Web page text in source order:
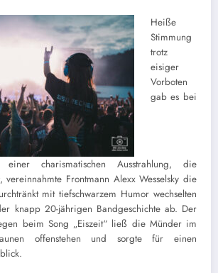
Heiße
Stimmung
trotz
eisiger
Vorboten
gab es bei
charismatischen Ausstrahlung, die
vereinnahmte Frontmann Alexx Wesselsky die
mit tiefschwarzem Humor wechselten
knapp 20-jährigen Bandgeschichte ab. Der
beim Song „Eiszeit“ ließ die Münder im
offenstehen und sorgte für einen